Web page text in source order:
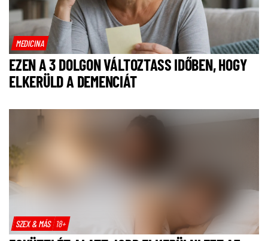
MEDICINA
EZEN A 3 DOLGON VÁLTOZTASS IDŐBEN, HOGY
ELKERÜLD A DEMENCIÁT
SZEX & MÁS 18+